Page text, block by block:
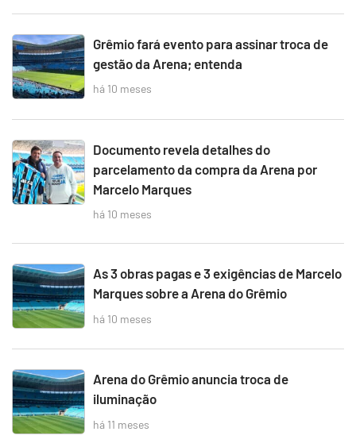
Grêmio fará evento para assinar troca de
gestão da Arena; entenda
há 10 meses
Documento revela detalhes do
parcelamento da compra da Arena por
Marcelo Marques
há 10 meses
As 3 obras pagas e 3 exigências de Marcelo
Marques sobre a Arena do Grêmio
há 10 meses
Arena do Grêmio anuncia troca de
iluminação
há 11 meses